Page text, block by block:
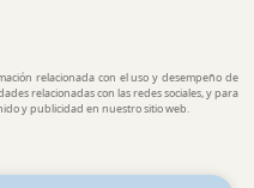
relacionada con el uso y desempeño de
relacionadas con las redes sociales, y para
y publicidad en nuestro sitio web.